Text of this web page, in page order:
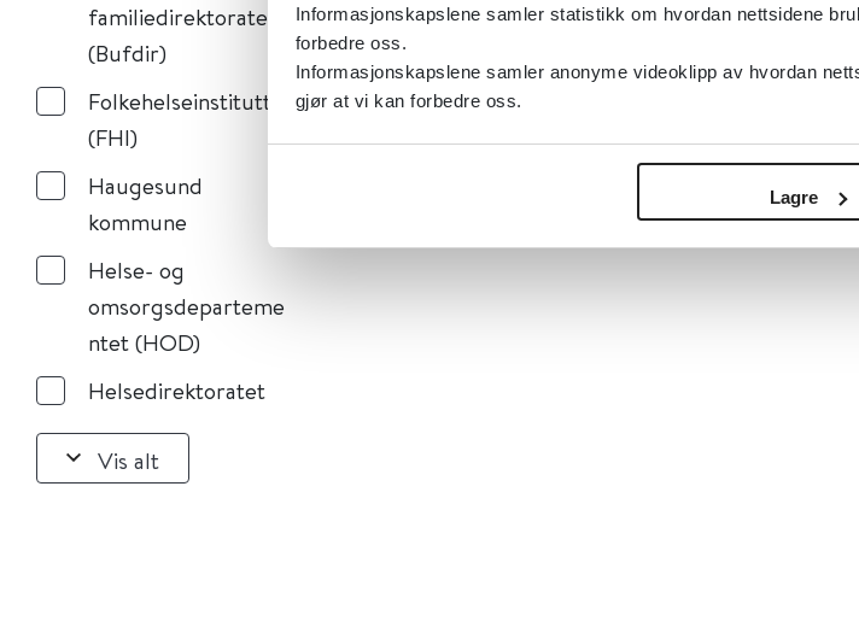
Informasjonskapslene samler statistikk om hvordan nettsidene
forbedre oss.
Informasjonskapslene samler anonyme videoklipp av hvordan
gjør at vi kan forbedre oss.
Lagre
familiedirektoratet
(Bufdir)
Folkehelseinstituttet
(FHI)
Haugesund
kommune
Helse- og
omsorgsdeparteme
ntet (HOD)
Helsedirektoratet
Vis alt